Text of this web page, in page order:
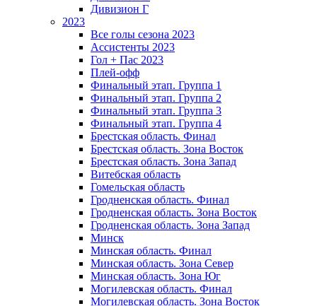
Дивизион Г
2023
Все голы сезона 2023
Ассистенты 2023
Гол + Пас 2023
Плей-офф
Финальный этап. Группа 1
Финальный этап. Группа 2
Финальный этап. Группа 3
Финальный этап. Группа 4
Брестская область. Финал
Брестская область. Зона Восток
Брестская область. Зона Запад
Витебская область
Гомельская область
Гродненская область. Финал
Гродненская область. Зона Восток
Гродненская область. Зона Запад
Минск
Минская область. Финал
Минская область. Зона Север
Минская область. Зона Юг
Могилевская область. Финал
Могилевская область. Зона Восток